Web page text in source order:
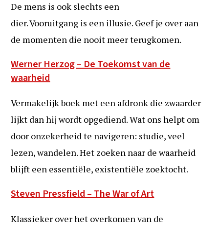
De mens is ook slechts een
dier. Vooruitgang is een illusie. Geef je over aan
de momenten die nooit meer terugkomen.
Werner Herzog – De Toekomst van de
waarheid
Vermakelijk boek met een afdronk die zwaarder
lijkt dan hij wordt opgediend. Wat ons helpt om
door onzekerheid te navigeren: studie, veel
lezen, wandelen. Het zoeken naar de waarheid
blijft een essentiële, existentiële zoektocht.
Steven Pressfield – The War of Art
Klassieker over het overkomen van de